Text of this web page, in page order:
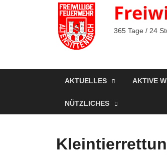
365 Tage / 24
AKTUELLES AKTIVE
NÜTZLICHES